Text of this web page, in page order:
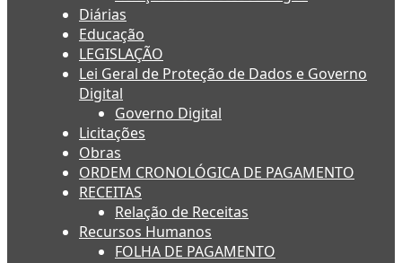
Diárias
Educação
LEGISLAÇÃO
Lei Geral de Proteção de Dados e Governo
Digital
Governo Digital
Licitações
Obras
ORDEM CRONOLÓGICA DE PAGAMENTO
RECEITAS
Relação de Receitas
Recursos Humanos
FOLHA DE PAGAMENTO